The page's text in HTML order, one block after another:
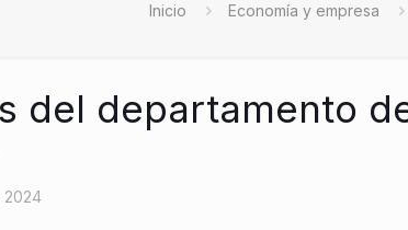
Inicio Economía y empresa
del departamento
2024